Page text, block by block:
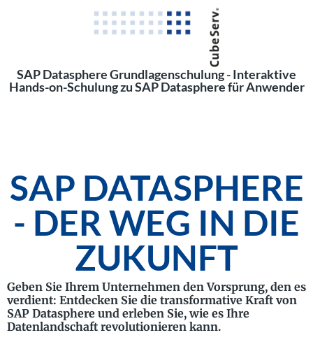
SAP Datasphere Grundlagenschulung - Interaktive
Hands-on-Schulung zu SAP Datasphere für Anwender
SAP DATASPHERE
- DER WEG IN DIE
ZUKUNFT
Geben Sie Ihrem Unternehmen den Vorsprung, den es
verdient: Entdecken Sie die transformative Kraft von
SAP Datasphere und erleben Sie, wie es Ihre
Datenlandschaft revolutionieren kann.